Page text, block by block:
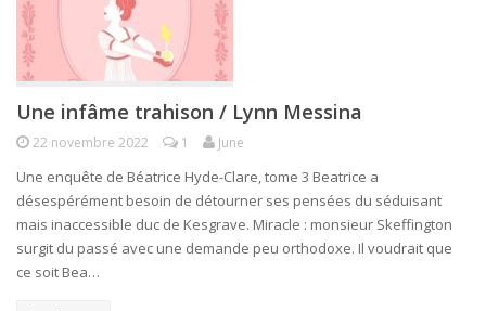
Une infâme trahison / Lynn Messina
22 novembre 2022 1 June
Une enquête de Béatrice Hyde-Clare, tome 3 Beatrice a
désespérément besoin de détourner ses pensées du séduisant
mais inaccessible duc de Kesgrave. Miracle : monsieur Skeffington
surgit du passé avec une demande peu orthodoxe. Il voudrait que
ce soit Bea…